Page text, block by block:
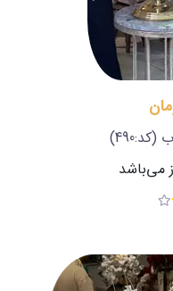
(کد:490)
می‌باشد